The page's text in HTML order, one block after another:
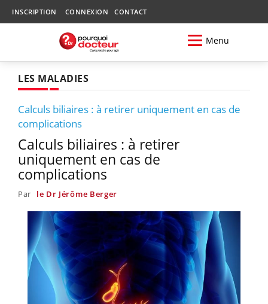
INSCRIPTION CONNEXION CONTACT
Menu
LES MALADIES
Calculs biliaires : à retirer uniquement en cas de
complications
Calculs biliaires : à retirer
uniquement en cas de
complications
Par le Dr Jérôme Berger